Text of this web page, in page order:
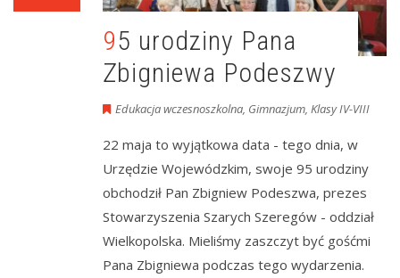
95 urodziny Pana
Zbigniewa Podeszwy
Edukacja wczesnoszkolna, Gimnazjum, Klasy IV-VIII
22 maja to wyjątkowa data - tego dnia, w
Urzędzie Wojewódzkim, swoje 95 urodziny
obchodził Pan Zbigniew Podeszwa, prezes
Stowarzyszenia Szarych Szeregów - oddział
Wielkopolska. Mieliśmy zaszczyt być gośćmi
Pana Zbigniewa podczas tego wydarzenia.